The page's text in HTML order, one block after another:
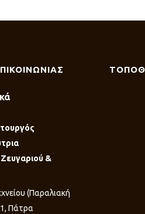
&
(Παραλιακή
Πάτρα